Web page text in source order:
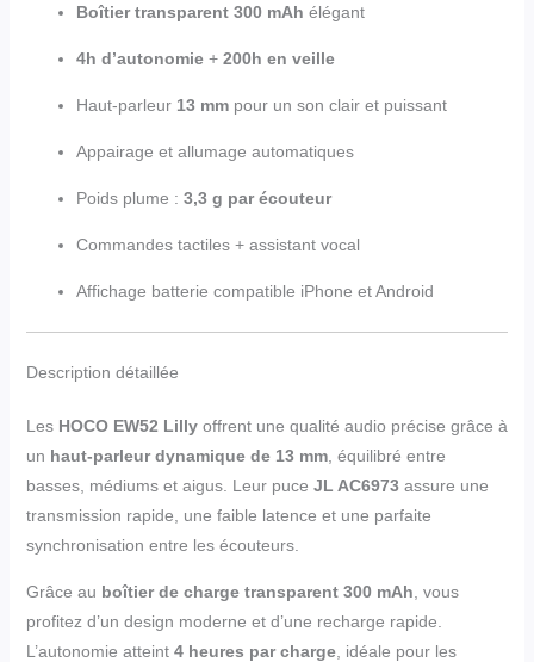
Boîtier transparent 300 mAh élégant
4h d’autonomie+ 200h en veille
Haut-parleur 13 mmpour un son clair et puissant
Appairage et allumage automatiques
Poids plume : 3,3 g par écouteur
Commandes tactiles + assistant vocal
Affichage batterie compatible iPhone et Android
Description détaillée
Les HOCO EW52 Lillyoffrent une qualité audio précise grâce à
un haut-parleur dynamique de 13 mm, équilibré entre
basses, médiums et aigus. Leur puce JL AC6973assure une
transmission rapide, une faible latence et une parfaite
synchronisation entre les écouteurs.
Grâce au boîtier de charge transparent 300 mAh , vous
profitez d’un design moderne et d’une recharge rapide.
L’autonomie atteint 4 heures par charge, idéale pour les